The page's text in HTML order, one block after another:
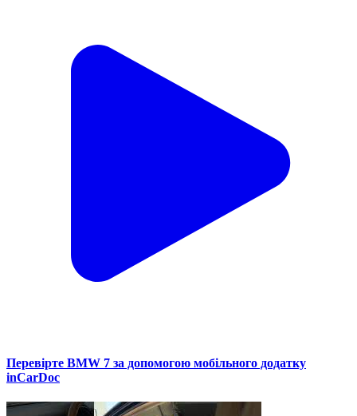
Перевірте BMW 7 за допомогою мобільного додатку
inCarDoc